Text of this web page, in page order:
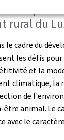
rural du
le cadre du
les défis
et la
climatique, la
de
animal. Le
avec le